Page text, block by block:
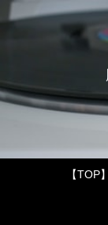
【TOP】